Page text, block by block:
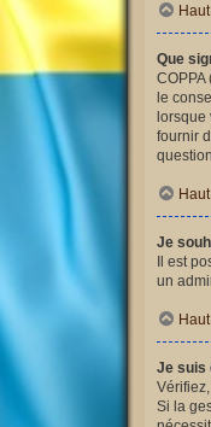
Haut
Que
COPPA
le
lorsque
fournir
Haut
Je
Il est
un
Haut
Je suis
Si la